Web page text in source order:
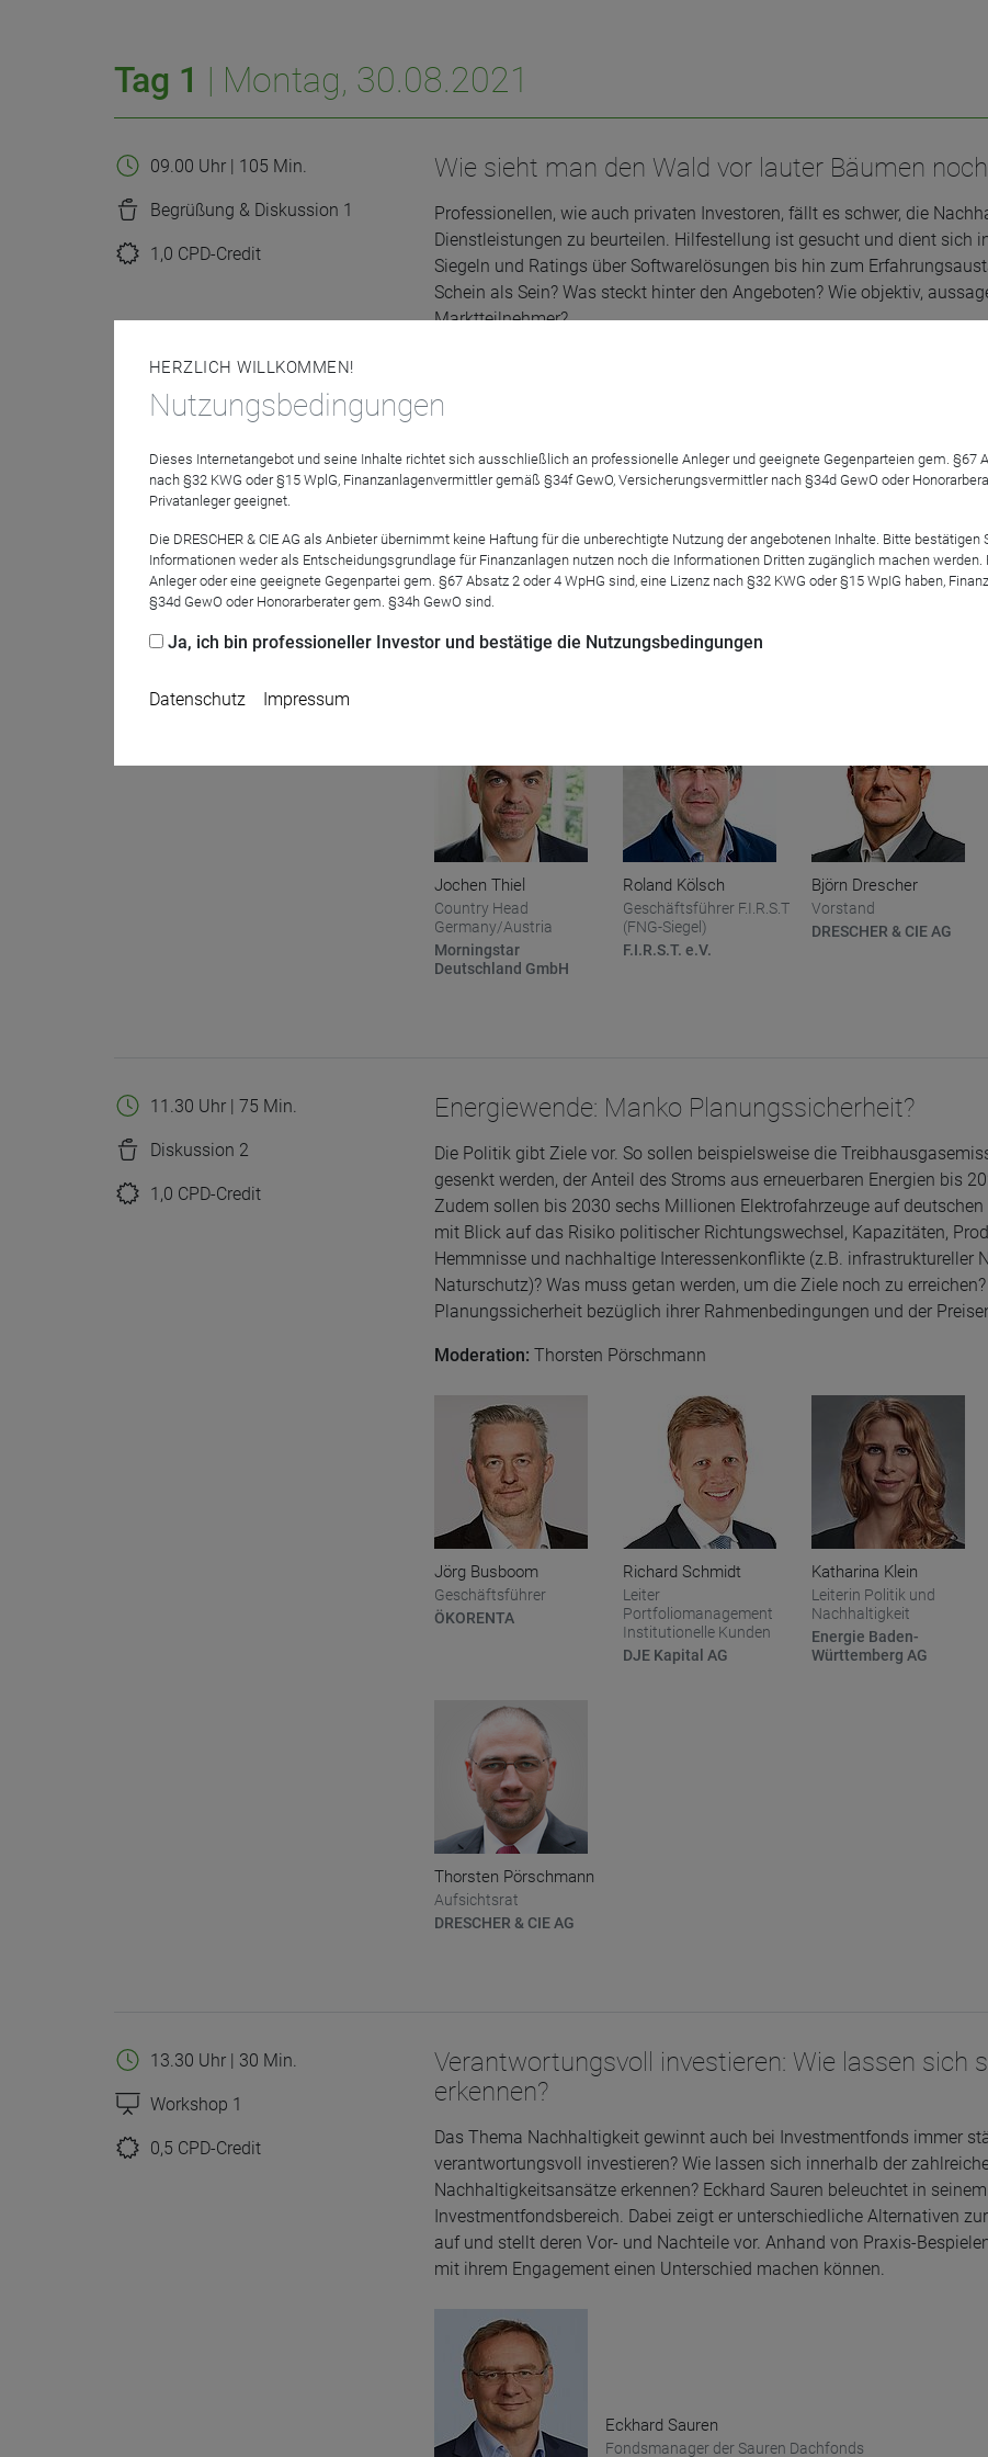
Tag 1 | Montag, 30.08.2021
09.00 Uhr | 105 Min.
Begrüßung & Diskussion 1
1,0 CPD-Credit
Wie sieht man den Wald vor lauter Bäumen
Professionellen, wie auch privaten Investoren, fällt es schwer, die
Dienstleistungen zu beurteilen. Hilfestellung ist gesucht und dient sich
Siegeln und Ratings über Softwarelösungen bis hin zum
Schein als Sein? Was steckt hinter den Angeboten? Wie objektiv,
Marktteilnehmer?
Dr. Martin Dilg
Managing Director, Head
Business
Diego Föllmi
Management
Nico Fettes
Jochen Thiel
Country Head
Germany/Austria
Morningstar
Deutschland GmbH
Roland Kölsch
Geschäftsführer F.I.R.S.T
(FNG-Siegel)
F.I.R.S.T. e.V.
Björn Drescher
Vorstand
DRESCHER & CIE AG
11.30 Uhr | 75 Min.
Diskussion 2
1,0 CPD-Credit
Energiewende: Manko Planungssicherheit?
Die Politik gibt Ziele vor. So sollen beispielsweise die
gesenkt werden, der Anteil des Stroms aus erneuerbaren Energien bis
Zudem sollen bis 2030 sechs Millionen Elektrofahrzeuge auf
mit Blick auf das Risiko politischer Richtungswechsel, Kapazitäten,
Hemmnisse und nachhaltige Interessenkonflikte (z.B. infrastruktureller
Naturschutz)? Was muss getan werden, um die Ziele noch zu
Planungssicherheit bezüglich ihrer Rahmenbedingungen und der
Moderation: Thorsten Pörschmann
Jörg Busboom
Geschäftsführer
ÖKORENTA
Richard Schmidt
Leiter
Portfoliomanagement
Institutionelle Kunden
DJE Kapital AG
Katharina Klein
Leiterin Politik und
Nachhaltigkeit
Energie Baden-
Württemberg AG
Thorsten Pörschmann
Aufsichtsrat
DRESCHER & CIE AG
13.30 Uhr | 30 Min.
Workshop 1
0,5 CPD-Credit
Verantwortungsvoll investieren: Wie lassen sich
erkennen?
Das Thema Nachhaltigkeit gewinnt auch bei Investmentfonds immer
verantwortungsvoll investieren? Wie lassen sich innerhalb der
Nachhaltigkeitsansätze erkennen? Eckhard Sauren beleuchtet in
Investmentfondsbereich. Dabei zeigt er unterschiedliche Alternativen
auf und stellt deren Vor- und Nachteile vor. Anhand von Praxis-
mit ihrem Engagement einen Unterschied machen können.
Eckhard Sauren
Fondsmanager der Sauren Dachfonds
HERZLICH WILLKOMMEN!
Nutzungsbedingungen
Dieses Internetangebot und seine Inhalte richtet sich ausschließlich an professionelle Anleger und geeignete Gegenparteien gem. §67
nach §32 KWG oder §15 WplG, Finanzanlagenvermittler gemäß §34f GewO, Versicherungsvermittler nach §34d GewO oder
Privatanleger geeignet.
Die DRESCHER & CIE AG als Anbieter übernimmt keine Haftung für die unberechtigte Nutzung der angebotenen Inhalte. Bitte
Informationen weder als Entscheidungsgrundlage für Finanzanlagen nutzen noch die Informationen Dritten zugänglich machen
Anleger oder eine geeignete Gegenpartei gem. §67 Absatz 2 oder 4 WpHG sind, eine Lizenz nach §32 KWG oder §15 WpIG haben,
§34d GewO oder Honorarberater gem. §34h GewO sind.
Ja, ich bin professioneller Investor und bestätige die Nutzungsbedingungen
Datenschutz Impressum